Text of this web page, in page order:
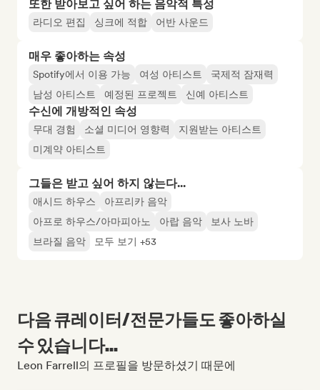
또한 받아보고 싶어 하는 음악적 특성
라디오 편집 싱크에 적합 어반 사운드
매우 좋아하는 속성
Spotify에서 이용 가능 여성 아티스트
국제적 잠재력
남성 아티스트
예정된 프로젝트 신예 아티스트
수신에 개방적인 속성
무대 경험 소셜 미디어 영향력
지원받는 아티스트
미계약 아티스트
그들은 받고 싶어 하지 않는다...
애시드 하우스
아프리카 음악
아프로 하우스/아마피아노
아랍 음악
보사 노바
브라질 음악
모두 보기 +53
다음 큐레이터/전문가들도 좋아하실
수 있습니다...
Leon Farrell의 프로필을 방문하셨기 때문에